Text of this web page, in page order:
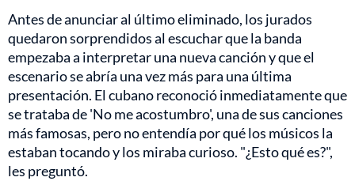
Antes de anunciar al último eliminado, los jurados
quedaron sorprendidos al escuchar que la banda
empezaba a interpretar una nueva canción y que el
escenario se abría una vez más para una última
presentación. El cubano reconoció inmediatamente que
se trataba de 'No me acostumbro', una de sus canciones
más famosas, pero no entendía por qué los músicos la
estaban tocando y los miraba curioso. "¿Esto qué es?",
les preguntó.